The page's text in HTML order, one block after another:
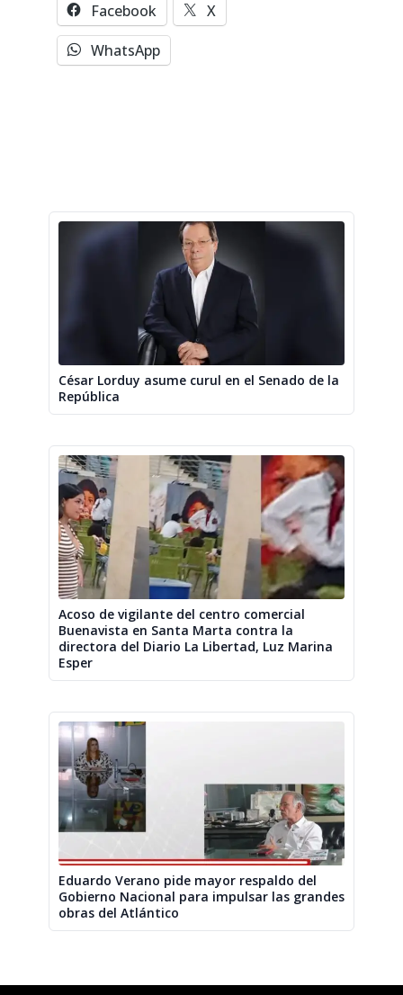
Facebook
X
WhatsApp
César Lorduy asume curul en el Senado de la
República
Acoso de vigilante del centro comercial
Buenavista en Santa Marta contra la
directora del Diario La Libertad, Luz Marina
Esper
Eduardo Verano pide mayor respaldo del
Gobierno Nacional para impulsar las grandes
obras del Atlántico